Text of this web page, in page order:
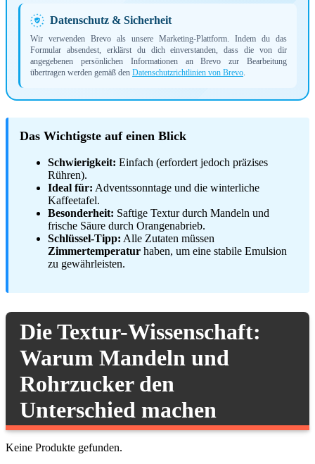
Datenschutz & Sicherheit
Wir verwenden Brevo als unsere Marketing-Plattform. Indem du das
Formular absendest, erklärst du dich einverstanden, dass die von dir
angegebenen persönlichen Informationen an Brevo zur Bearbeitung
übertragen werden gemäß den Datenschutzrichtlinien von Brevo.
Das Wichtigste auf einen Blick
Schwierigkeit: Einfach (erfordert jedoch präzises
Rühren).
Ideal für: Adventssonntage und die winterliche
Kaffeetafel.
Besonderheit: Saftige Textur durch Mandeln und
frische Säure durch Orangenabrieb.
Schlüssel-Tipp: Alle Zutaten müssen
Zimmertemperatur haben, um eine stabile Emulsion
zu gewährleisten.
Die Textur-Wissenschaft:
Warum Mandeln und
Rohrzucker den
Unterschied machen
Keine Produkte gefunden.